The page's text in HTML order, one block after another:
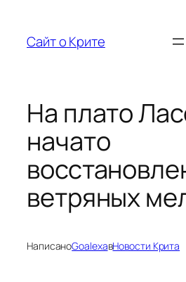
содержимому
Сайт о Крите
На плато
начато
ветряных
НаписаноGoalexaвНовости Крита